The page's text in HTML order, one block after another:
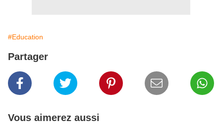
#Education
Partager
Vous aimerez aussi